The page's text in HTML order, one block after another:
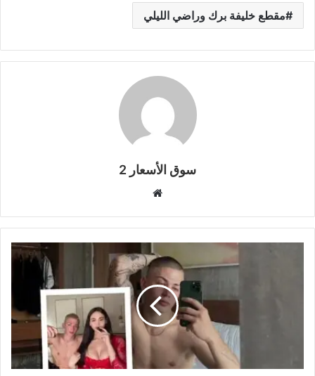
مقطع خليفة برك وراضي الليلي
سوق الأسعار 2